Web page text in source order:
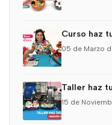
Curso haz
05 de Marzo
Taller haz
15 de